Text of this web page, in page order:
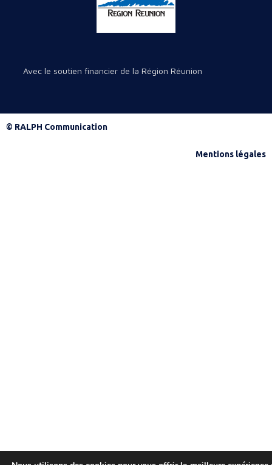
Avec le soutien financier de la Région Réunion
© RALPH Communication
Mentions légales